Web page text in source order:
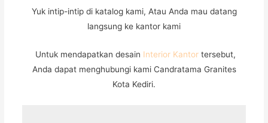
Yuk intip-intip di katalog kami, Atau Anda mau datang
langsung ke kantor kami
Untuk mendapatkan desain Interior Kantortersebut,
Anda dapat menghubungi kami Candratama Granites
Kota Kediri.